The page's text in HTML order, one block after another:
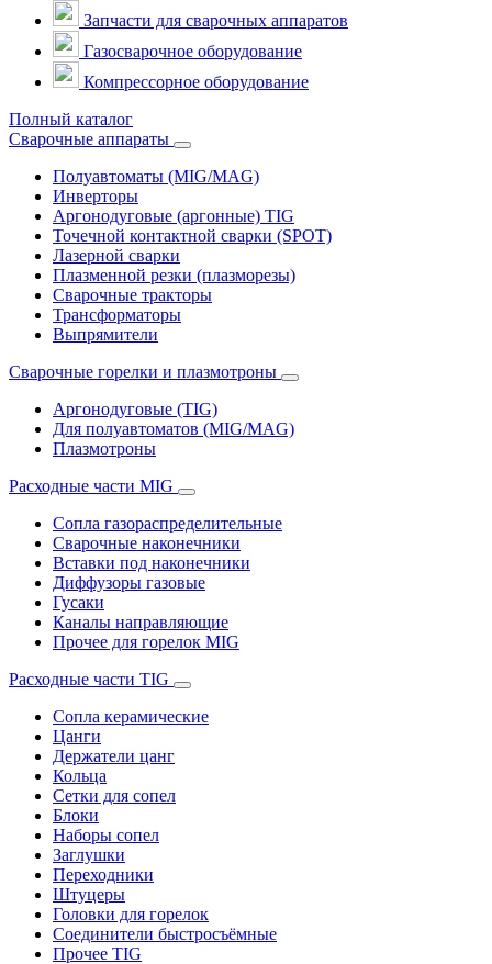
Запчасти для сварочных аппаратов
Газосварочное оборудование
Компрессорное оборудование
Полный каталог
Сварочные аппараты
Полуавтоматы (MIG/MAG)
Инверторы
Аргонодуговые (аргонные) TIG
Точечной контактной сварки (SPOT)
Лазерной сварки
Плазменной резки (плазморезы)
Сварочные тракторы
Трансформаторы
Выпрямители
Cварочные горелки и плазмотроны
Аргонодуговые (TIG)
Для полуавтоматов (MIG/MAG)
Плазмотроны
Расходные части MIG
Сопла газораспределительные
Сварочные наконечники
Вставки под наконечники
Диффузоры газовые
Гусаки
Каналы направляющие
Прочее для горелок MIG
Расходные части TIG
Сопла керамические
Цанги
Держатели цанг
Кольца
Сетки для сопел
Блоки
Наборы сопел
Заглушки
Переходники
Штуцеры
Головки для горелок
Соединители быстросъёмные
Прочее TIG